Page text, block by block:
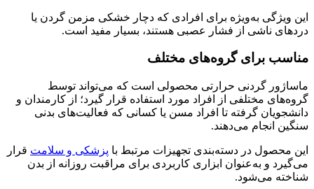
این ویژگی به‌ویژه برای افرادی که دچار خشکی مزمن گردن یا
دردهای ناشی از فشار عصبی هستند، بسیار مفید است.
مناسب برای گروه‌های مختلف
ماساژور گردنی حرارتی محصولی است که می‌تواند توسط
گروه‌های مختلفی از افراد مورد استفاده قرار گیرد؛ از کارمندان و
دانشجویان گرفته تا افراد مسن یا کسانی که فعالیت‌های بدنی
سنگین انجام می‌دهند.
این محصول در دسته‌بندی تجهیزات مرتبط با پزشکی و سلامت قرار
می‌گیرد و به‌عنوان ابزاری کاربردی برای مراقبت روزانه از بدن
شناخته می‌شود.